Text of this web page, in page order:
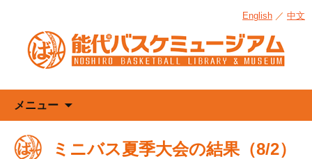
English ／ 中文
メニュー
ン
ミニバス夏季大会の結果（8/2）